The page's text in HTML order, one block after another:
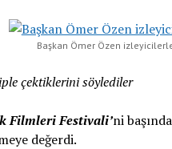
Başkan Ömer Özen
çektiklerini söylediler
Filmleri Festivali’ni
değerdi.